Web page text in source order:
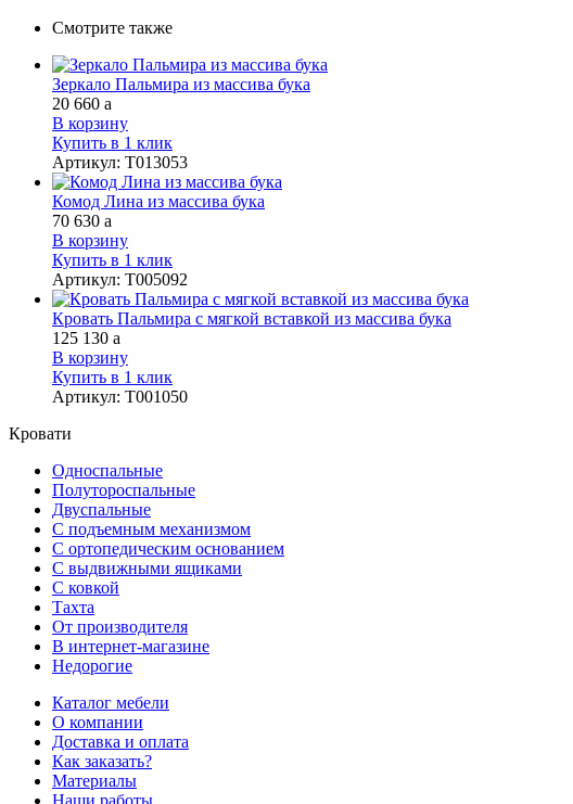
Смотрите также
Зеркало Пальмира из массива бука
20 660 a
В корзину
Купить в 1 клик
Артикул: Т013053
Комод Лина из массива бука
70 630 a
В корзину
Купить в 1 клик
Артикул: Т005092
Кровать Пальмира с мягкой вставкой из массива бука
125 130 a
В корзину
Купить в 1 клик
Артикул: Т001050
Кровати
Односпальные
Полутороспальные
Двуспальные
С подъемным механизмом
С ортопедическим основанием
С выдвижными ящиками
С ковкой
Тахта
От производителя
В интернет-магазине
Недорогие
Каталог мебели
О компании
Доставка и оплата
Как заказать?
Материалы
Наши работы